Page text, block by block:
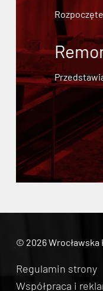
© 2026 Wrocławska
Regulamin strony
Współpraca i